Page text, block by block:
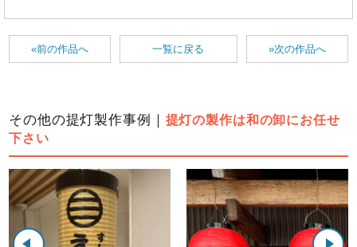
«前の作品へ »次の作品へ
一覧に戻る
その他の提灯製作事例｜ 提灯の製作は和の卸にお任せ
下さい